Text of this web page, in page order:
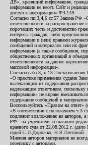
ДВ», хранящий информацию,
информации не несет. Сайт и
доступ к информации» ФЗ-149.
Согласно пп.3,4,6 ст.57 Закона РФ
ответственности за
порочащих честь и достоинство
интересы граждан, либо
информации и (или) правами
сообщений и материалов или их
информации (а также сообщения,
общественных организаций и
ответственности за данное
массовой информации».
Согласно абз.3, п.13
«О практике применения судами
вытекающим из содержания
надлежащим ответчиком, поскольку
информации» не вправе
содержание сообщений и
Воспользуйтесь «Правом на
«В соответствии с положением ч.3
подлежит возложению на авторов,
РФ - на учредителя и главного
краевого суда от 22.08.2012 г.
судей С.И.Дорожко, Н.В.Пестовой.
Мнения авторов материалов не
переписку с авторами.